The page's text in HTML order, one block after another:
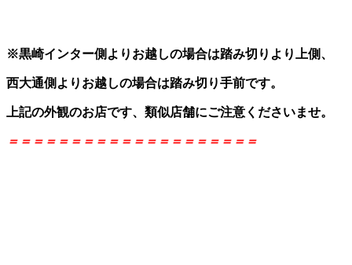
※黒崎インター側よりお越しの場合は踏み切りより上側、
西大通側よりお越しの場合は踏み切り手前です。
上記の外観のお店です、類似店舗にご注意くださいませ。
＝＝＝＝＝＝＝＝＝＝＝＝＝＝＝＝＝＝＝＝